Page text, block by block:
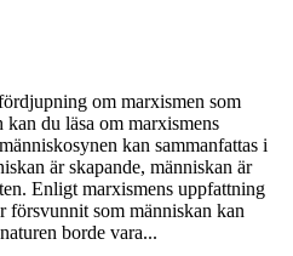
om marxismen som
du läsa om marxismens
kan sammanfattas i
är skapande, människan är
Enligt marxismens uppfattning
försvunnit som människan kan
borde vara...